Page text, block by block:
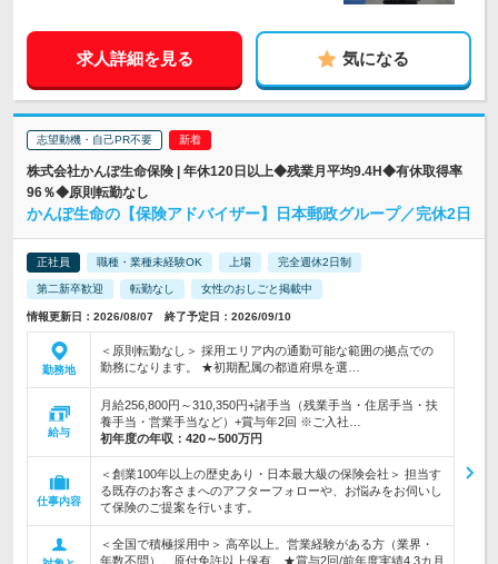
求人詳細を見る 気になる
志望動機・自己PR不要
株式会社かんぽ生命保険 | 年休120日以上◆残業月平均9.4H◆有休取得率
96％◆原則転勤なし
かんぽ生命の【保険アドバイザー】日本郵政グループ／完休2日
正社員 職種・業種未経験OK 上場 完全週休2日制
第二新卒歓迎 転勤なし 女性のおしごと掲載中
情報更新日：2026/08/07 終了予定日：2026/09/10
勤務地
＜原則転勤なし＞ 採用エリア内の通勤可能な範囲の拠点での
勤務になります。 ★初期配属の都道府県を選…
給与
月給256,800円～310,350円+諸手当（残業手当・住居手当・扶
養手当・営業手当など）+賞与年2回 ※ご入社…
初年度の年収： 420～500万円
仕事内容
＜創業100年以上の歴史あり・日本最大級の保険会社＞ 担当す
る既存のお客さまへのアフターフォローや、お悩みをお伺いし
て保険のご提案を行います。
＜全国で積極採用中＞ 高卒以上。営業経験がある方（業界・
年数不問）。原付免許以上保有。★賞与2回/前年度実績4.3カ月